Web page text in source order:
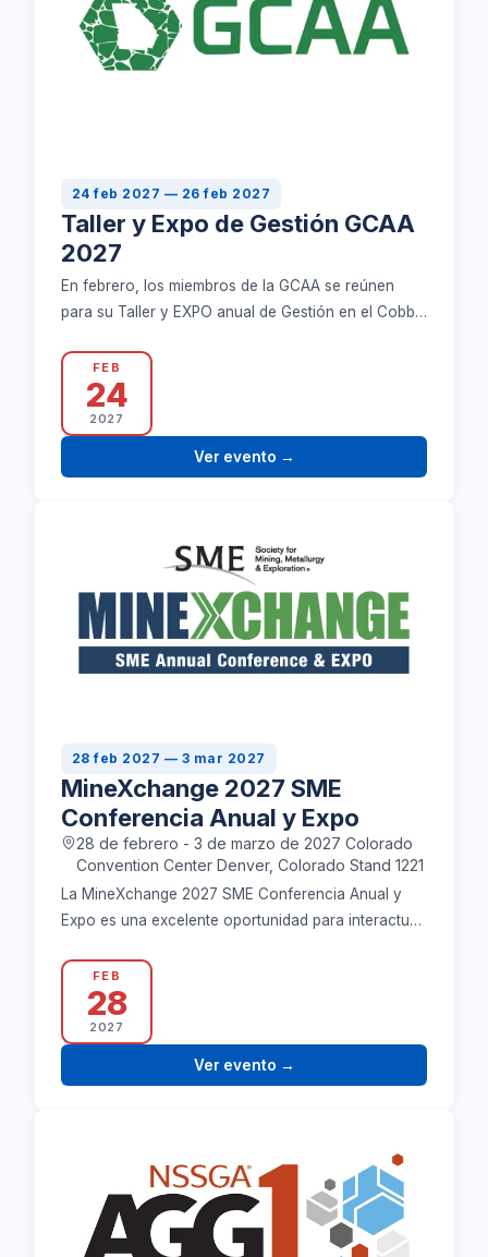
24 feb 2027 — 26 feb 2027
Taller y Expo de Gestión GCAA
2027
En febrero, los miembros de la GCAA se reúnen
para su Taller y EXPO anual de Gestión en el Cobb
FEB
24
2027
Ver evento →
28 feb 2027 — 3 mar 2027
MineXchange 2027 SME
Conferencia Anual y Expo
28 de febrero - 3 de marzo de 2027 Colorado
Convention Center Denver, Colorado Stand 1221
La MineXchange 2027 SME Conferencia Anual y
Expo es una excelente oportunidad para interactuar
últimos…
FEB
28
2027
Ver evento →